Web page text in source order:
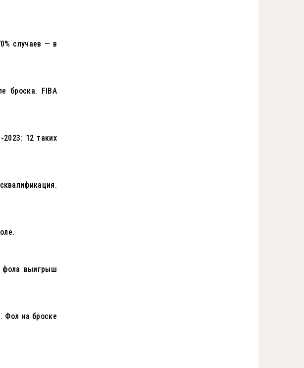
случаев — в
броска. FIBA
2023: 12 таких
фола выигрыш
Фол на броске